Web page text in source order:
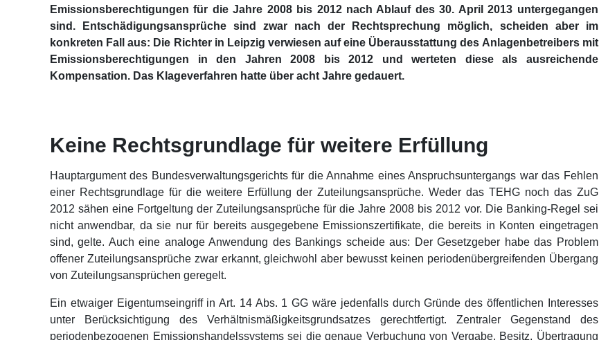
Emissionsberechtigungen für die Jahre 2008 bis 2012 nach Ablauf des 30. April 2013 untergegangen
sind. Entschädigungsansprüche sind zwar nach der Rechtsprechung möglich, scheiden aber im
konkreten Fall aus: Die Richter in Leipzig verwiesen auf eine Überausstattung des Anlagenbetreibers mit
Emissionsberechtigungen in den Jahren 2008 bis 2012 und werteten diese als ausreichende
Kompensation. Das Klageverfahren hatte über acht Jahre gedauert.
Keine Rechtsgrundlage für weitere Erfüllung
Hauptargument des Bundesverwaltungsgerichts für die Annahme eines Anspruchsuntergangs war das Fehlen
einer Rechtsgrundlage für die weitere Erfüllung der Zuteilungsansprüche. Weder das TEHG noch das ZuG
2012 sähen eine Fortgeltung der Zuteilungsansprüche für die Jahre 2008 bis 2012 vor. Die Banking-Regel sei
nicht anwendbar, da sie nur für bereits ausgegebene Emissionszertifikate, die bereits in Konten eingetragen
sind, gelte. Auch eine analoge Anwendung des Bankings scheide aus: Der Gesetzgeber habe das Problem
offener Zuteilungsansprüche zwar erkannt, gleichwohl aber bewusst keinen periodenübergreifenden Übergang
von Zuteilungsansprüchen geregelt.
Ein etwaiger Eigentumseingriff in Art. 14 Abs. 1 GG wäre jedenfalls durch Gründe des öffentlichen Interesses
unter Berücksichtigung des Verhältnismäßigkeitsgrundsatzes gerechtfertigt. Zentraler Gegenstand des
periodenbezogenen Emissionshandelssystems sei die genaue Verbuchung von Vergabe, Besitz, Übertragung